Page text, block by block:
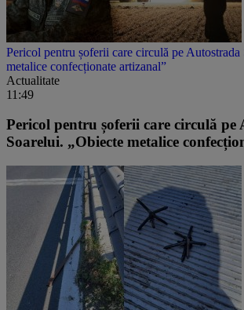
Pericol pentru șoferii care circulă pe Autostrada
metalice confecționate artizanal”
Actualitate
11:49
Pericol pentru șoferii care circulă pe
Soarelui. „Obiecte metalice